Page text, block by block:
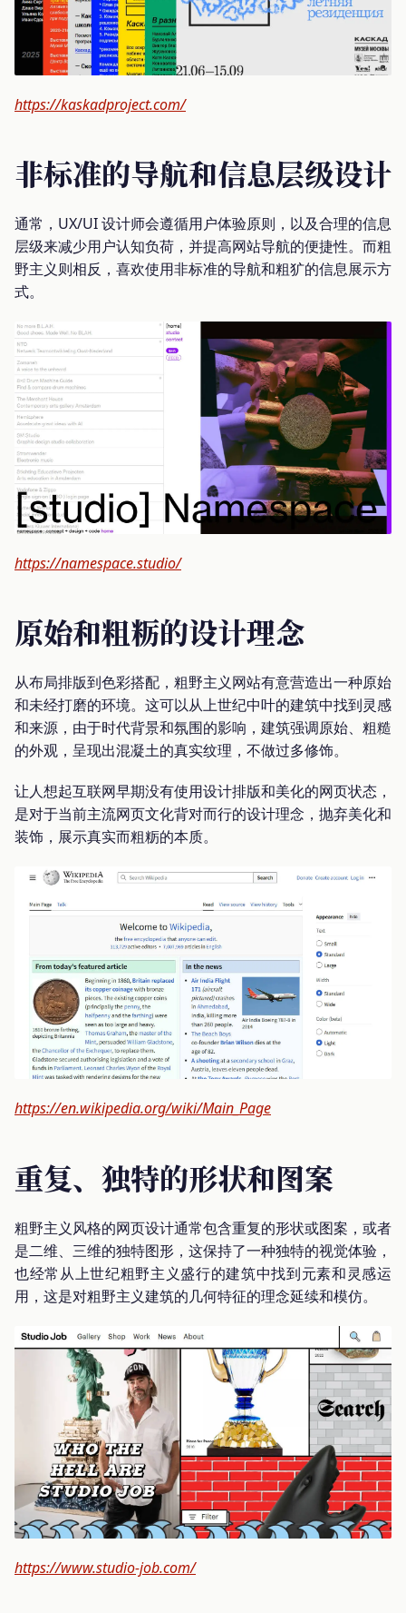
https://kaskadproject.com/
非标准的导航和信息层级设计
通常，UX/UI 设计师会遵循用户体验原则，以及合理的信息
层级来减少用户认知负荷，并提高网站导航的便捷性。而粗
野主义则相反，喜欢使用非标准的导航和粗犷的信息展示方
式。
https://namespace.studio/
原始和粗粝的设计理念
从布局排版到色彩搭配，粗野主义网站有意营造出一种原始
和未经打磨的环境。这可以从上世纪中叶的建筑中找到灵感
和来源，由于时代背景和氛围的影响，建筑强调原始、粗糙
的外观，呈现出混凝土的真实纹理，不做过多修饰。
让人想起互联网早期没有使用设计排版和美化的网页状态，
是对于当前主流网页文化背对而行的设计理念，抛弃美化和
装饰，展示真实而粗粝的本质。
https://en.wikipedia.org/wiki/Main_Page
重复、独特的形状和图案
粗野主义风格的网页设计通常包含重复的形状或图案，或者
是二维、三维的独特图形，这保持了一种独特的视觉体验，
也经常从上世纪粗野主义盛行的建筑中找到元素和灵感运
用，这是对粗野主义建筑的几何特征的理念延续和模仿。
https://www.studio-job.com/